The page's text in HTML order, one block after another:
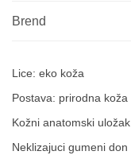
Lice: eko koža
Postava: prirodna koža
Kožni anatomski uložak
Neklizajuci gumeni don